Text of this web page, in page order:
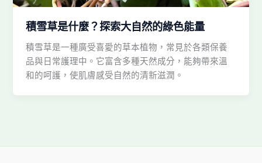
積雪草是什麼？探索大自然的綠色能量
積雪草是一種廣受喜愛的草本植物，常見於各類保養
品與日常護理中。它富含多種天然成分，能夠帶來溫
和的呵護，使肌膚感受自然的清新滋潤。